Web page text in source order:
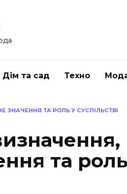
Дім та сад Техно
ЗНАЧЕННЯ ТА РОЛЬ У СУСПІЛЬСТВІ
та